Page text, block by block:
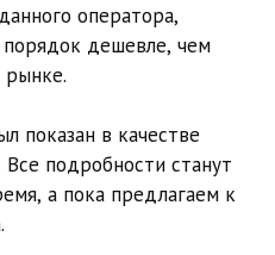
оператора,
дешевле, чем
показан в качестве
Все подробности станут
а пока предлагаем к